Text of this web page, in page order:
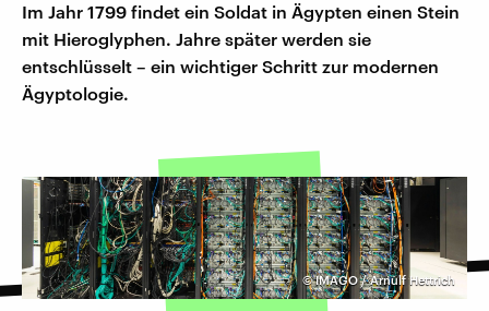
Im Jahr 1799 findet ein Soldat in Ägypten einen Stein
mit Hieroglyphen. Jahre später werden sie
entschlüsselt – ein wichtiger Schritt zur modernen
Ägyptologie.
©IMAGO / Arnulf Hettrich